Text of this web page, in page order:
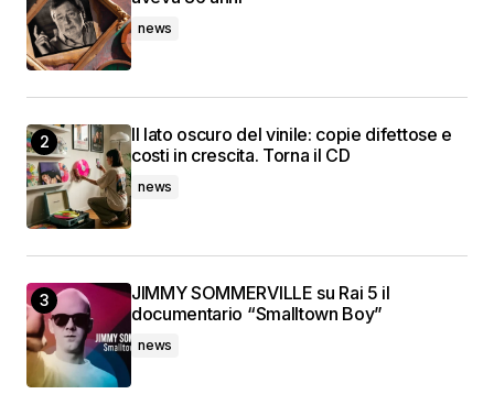
news
Il lato oscuro del vinile: copie difettose e
costi in crescita. Torna il CD
news
JIMMY SOMMERVILLE su Rai 5 il
documentario “Smalltown Boy”
news